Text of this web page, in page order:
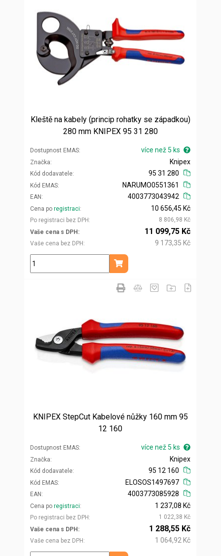
Kleště na kabely (princip rohatky se západkou)
280 mm KNIPEX 95 31 280
Dostupnost EMAS více než 5 ks
Značka
Kód dodavatele
Knipex
95 31 280
Kód EMAS
EAN
NARUMO0551361
4003773043942
Cena po registraci
Po registraci bez DPH
10 656,45 Kč
8 806,98 Kč
Vaše cena s DPH
Vaše cena bez DPH
11 099,75 Kč
9 173,35 Kč
ks
Přidat do košíku
KNIPEX StepCut Kabelové nůžky 160 mm 95
12 160
Dostupnost EMAS více než 5 ks
Značka
Kód dodavatele
Knipex
95 12 160
Kód EMAS
EAN
ELOSOS1497697
4003773085928
Cena po registraci
Po registraci bez DPH
1 237,08 Kč
1 022,38 Kč
Vaše cena s DPH
Vaše cena bez DPH
1 288,55 Kč
1 064,92 Kč